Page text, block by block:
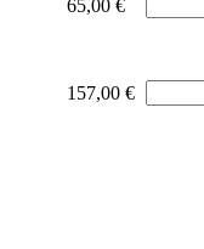
65,00 €
157,00 €